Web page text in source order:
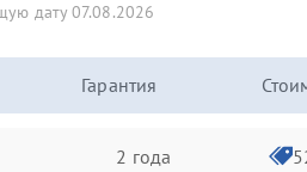
дату 07.08.2026
Гарантия
2 года